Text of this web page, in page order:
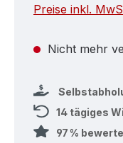
Preise inkl.
Nicht mehr
14 tägiges
97 %